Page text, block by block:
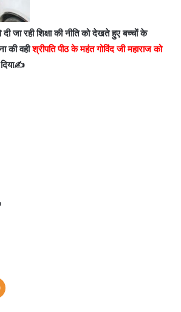
जा रही शिक्षा की नीति को देखते हुए बच्चों के
की वहीश्रीपति पीठ के महंत गोविंद जी महाराज को
दिया✍️